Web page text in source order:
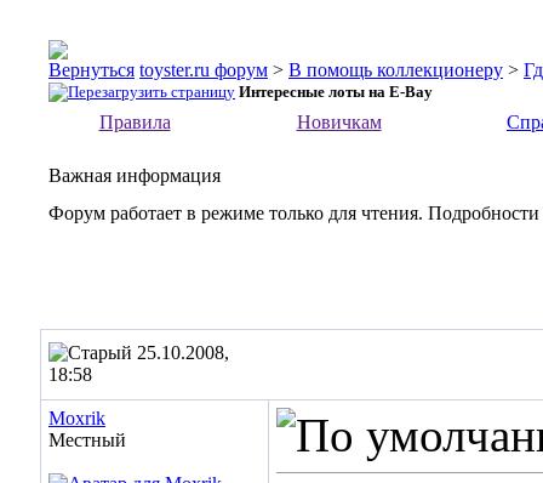
toyster.ru форум > В помощь коллекционеру >
Интересные лоты на E-Bay
Правила Новичкам
Важная информация
Форум работает в режиме только для чтения.
25.10.2008,
18:58
Moxrik
Местный